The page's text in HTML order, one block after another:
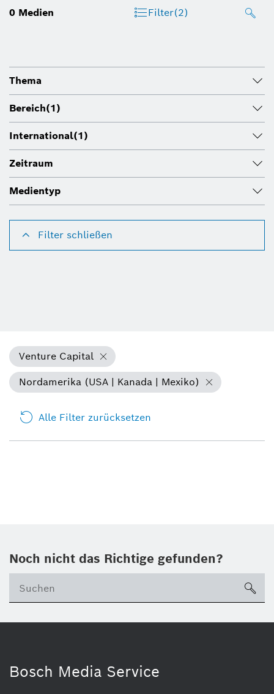
0 Medien Filter(2)
Thema
Bereich(1)
International(1)
Zeitraum
Medientyp
Filter schließen
Venture Capital
Nordamerika (USA | Kanada | Mexiko)
Alle Filter zurücksetzen
Noch nicht das Richtige gefunden?
Bosch Media Service